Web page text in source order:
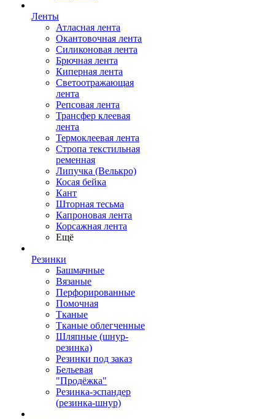
Ленты
Атласная лента
Окантовочная лента
Силиконовая лента
Брючная лента
Киперная лента
Светоотражающая
лента
Репсовая лента
Трансфер клеевая
лента
Термоклеевая лента
Стропа текстильная
ременная
Липучка (Велькро)
Косая бейка
Кант
Шторная тесьма
Капроновая лента
Корсажная лента
Ещё
Резинки
Башмачные
Вязаные
Перфорированные
Помочная
Тканые
Тканые облегченные
Шляпные (шнур-
резинка)
Резинки под заказ
Бельевая
"Продёжка"
Резинка-эспандер
(резинка-шнур)